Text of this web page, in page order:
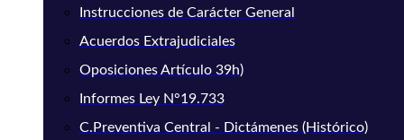
Instrucciones de Carácter General
Acuerdos Extrajudiciales
Oposiciones Artículo 39h)
Informes Ley N°19.733
C.Preventiva Central - Dictámenes (Histórico)